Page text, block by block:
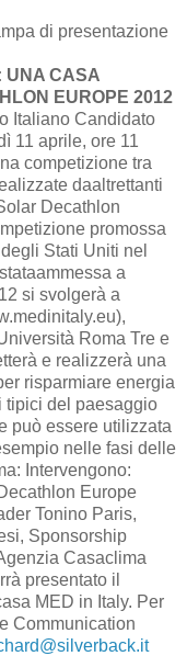
di presentazione
UNA CASA
EUROPE 2012
Italiano Candidato
11 aprile, ore 11
competizione tra
daaltrettanti
Decathlon
promossa
Stati Uniti nel
a
si svolgerà a
Roma Tre e
e realizzerà una
risparmiare energia
tipici del paesaggio
può essere utilizzata
nelle fasi delle
Intervengono:
Europe
Tonino Paris,
Sponsorship
Casaclima
presentato il
MED in Italy. Per
Communication